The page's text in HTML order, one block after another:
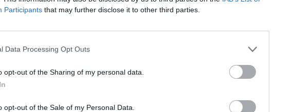
Participants that may further disclose it to other third parties.
Data Processing Opt Outs
opt-out of the Sharing of my personal data.
opt-out of the Sale of my Personal Data.
(2) aurey.xls